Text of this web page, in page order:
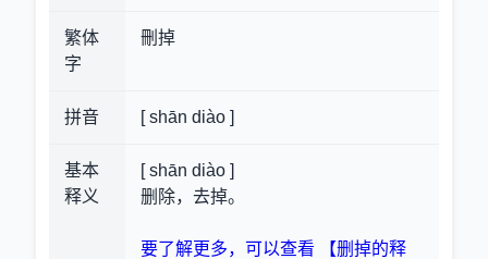
繁体
字
刪掉
拼音 [ shān diào ]
基本
释义
[ shān diào ]
删除，去掉。
要了解更多，可以查看 【删掉的释